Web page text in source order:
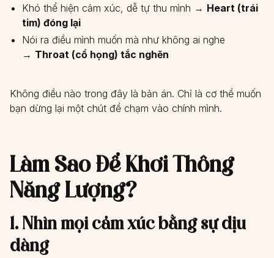
Khó thể hiện cảm xúc, dễ tự thu mình → Heart (trái
tim) đóng lại
Nói ra điều mình muốn mà như không ai nghe
→ Throat (cổ họng) tắc nghẽn
Không điều nào trong đây là bản án. Chỉ là cơ thể muốn
bạn dừng lại một chút để chạm vào chính mình.
Làm Sao Để Khơi Thông
Năng Lượng?
1. Nhìn mọi cảm xúc bằng sự dịu
dàng